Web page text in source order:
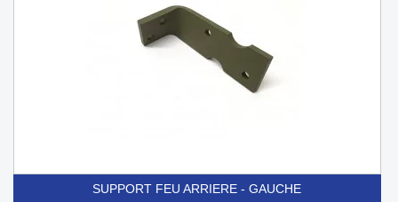
SUPPORT FEU ARRIERE - GAUCHE